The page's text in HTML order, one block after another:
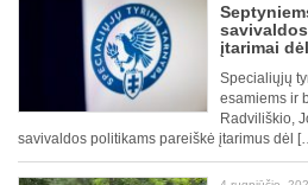
įtarimai
Specialiųjų
esamiems ir
Radviliškio,
savivaldos politikams pareiškė įtarimus dėl